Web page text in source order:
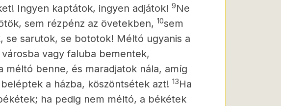
Ingyen kaptátok, ingyen adjátok! 9Ne
sem rézpénz az övetekben, 10sem
se sarutok, se bototok! Méltó ugyanis a
városba vagy faluba bementek,
méltó benne, és maradjatok nála, amíg
a házba, köszöntsétek azt! 13Ha
ha pedig nem méltó, a békétek